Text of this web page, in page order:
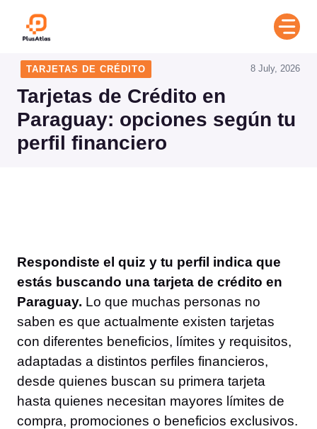
TARJETAS DE CRÉDITO
Tarjetas de Crédito en
Paraguay: opciones según tu
perfil financiero
8 July, 2026
Respondiste el quiz y tu perfil indica que
estás buscando una tarjeta de crédito en
Paraguay. Lo que muchas personas no
saben es que actualmente existen tarjetas
con diferentes beneficios, límites y requisitos,
adaptadas a distintos perfiles financieros,
desde quienes buscan su primera tarjeta
hasta quienes necesitan mayores límites de
compra, promociones o beneficios exclusivos.